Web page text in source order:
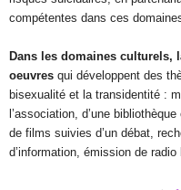
compétentes dans ces
Dans les domaines culturels,
oeuvres qui développent des
bisexualité et la transidentité :
l’association, d’une
de films suivies d’un débat,
d’information, émission de